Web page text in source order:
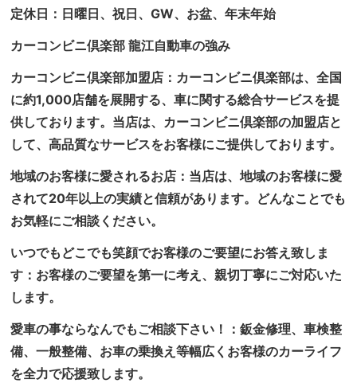
定休日：日曜日、祝日、GW、お盆、年末年始
カーコンビニ倶楽部 龍江自動車の強み
カーコンビニ倶楽部加盟店：カーコンビニ倶楽部は、全国
に約1,000店舗を展開する、車に関する総合サービスを提
供しております。当店は、カーコンビニ倶楽部の加盟店と
して、高品質なサービスをお客様にご提供しております。
地域のお客様に愛されるお店：当店は、地域のお客様に愛
されて20年以上の実績と信頼があります。どんなことでも
お気軽にご相談ください。
いつでもどこでも笑顔でお客様のご要望にお答え致しま
す：お客様のご要望を第一に考え、親切丁寧にご対応いた
します。
愛車の事ならなんでもご相談下さい！：鈑金修理、車検整
備、一般整備、お車の乗換え等幅広くお客様のカーライフ
を全力で応援致します。